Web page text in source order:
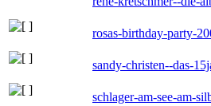
rosas-birthday-party-
sandy-christen--das-
schlager-am-see-am-